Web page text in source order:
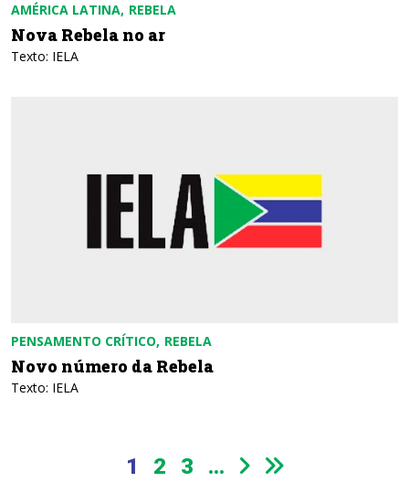
AMÉRICA LATINA REBELA
Nova Rebela no ar
Texto: IELA
PENSAMENTO CRÍTICO REBELA
Novo número da Rebela
Texto: IELA
1 2 3 ...